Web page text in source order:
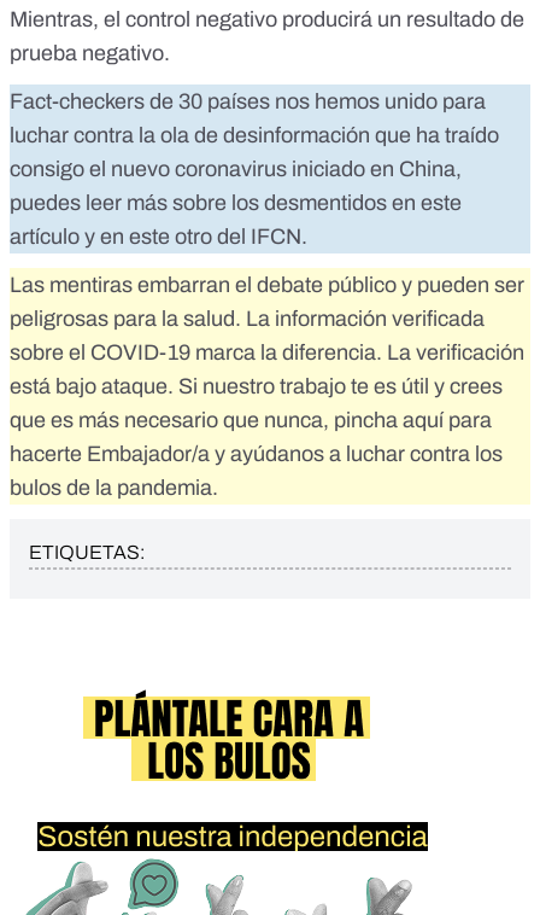
Mientras, el control negativo producirá un resultado de
prueba negativo.
Fact-checkers de 30 países nos hemos unido para
luchar contra la ola de desinformación que ha traído
consigo el nuevo coronavirus iniciado en China,
puedes leer más sobre los desmentidos en este
artículo y en este otro del IFCN.
Las mentiras embarran el debate público y pueden ser
peligrosas para la salud. La información verificada
sobre el COVID-19 marca la diferencia. La verificación
está bajo ataque. Si nuestro trabajo te es útil y crees
que es más necesario que nunca, pincha aquí para
hacerte Embajador/a y ayúdanos a luchar contra los
bulos de la pandemia.
ETIQUETAS: